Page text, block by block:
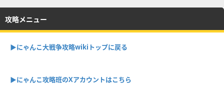
攻略メニュー
▶︎にゃんこ大戦争攻略wikiトップに戻る
▶︎にゃんこ攻略班のXアカウントはこちら